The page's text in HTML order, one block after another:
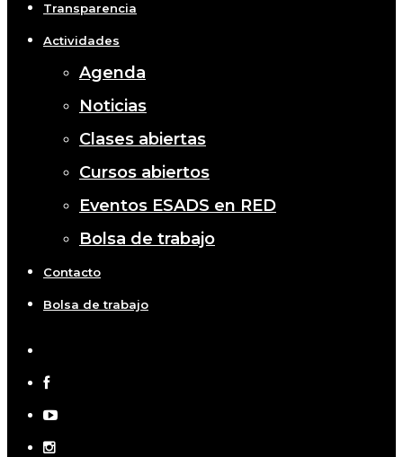
Transparencia
Actividades
Agenda
Noticias
Clases abiertas
Cursos abiertos
Eventos ESADS en RED
Bolsa de trabajo
Contacto
Bolsa de trabajo
twitter
facebook
youtube
instagram